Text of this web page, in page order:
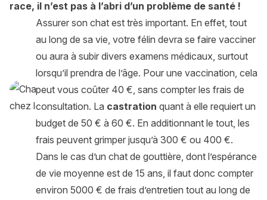
race, il n’est pas à l’abri d’un problème de santé !
Assurer son chat est très important. En effet, tout
au long de sa vie, votre félin devra se faire vacciner
ou aura à subir divers examens médicaux, surtout
lorsqu’il prendra de l’âge. Pour une vaccination, cela
peut vous coûter 40 €, sans compter les frais de
consultation. La castration quant à elle requiert un
budget de 50 € à 60 €. En additionnant le tout, les
frais peuvent grimper jusqu’à 300 € ou 400 €.
Dans le cas d’un chat de gouttière, dont l’espérance
de vie moyenne est de 15 ans, il faut donc compter
environ 5000 € de frais d’entretien tout au long de